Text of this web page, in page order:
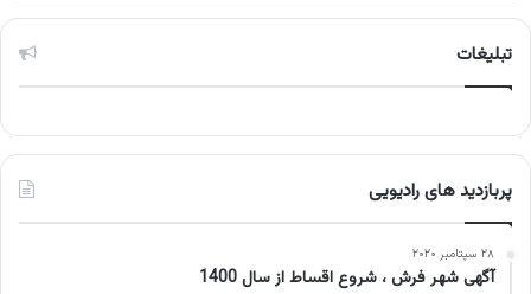
تبلیغات
پربازدید های رادیویی
۲۸ سپتامبر ۲۰۲۰
آگهی شهر فرش ، شروع اقساط از سال 1400